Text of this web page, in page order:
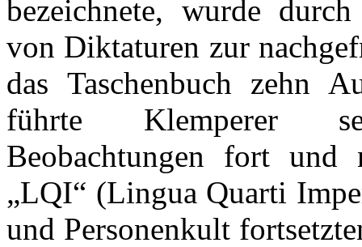
bezeichnete, wurde
von Diktaturen zur
das Taschenbuch zehn
führte Klemperer
Beobachtungen fort
„LQI“ (Lingua Quarti
und Personenkult